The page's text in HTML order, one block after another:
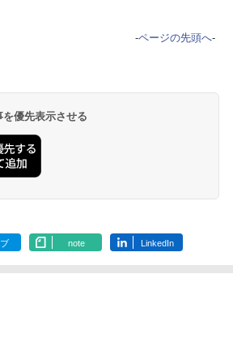
-ページの先頭へ-
優先表示させる
note LinkedIn